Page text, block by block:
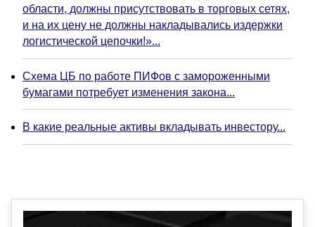
области, должны присутствовать в торговых сетях,
и на их цену не должны накладывались издержки
логистической цепочки!»...
Схема ЦБ по работе ПИФов с замороженными
бумагами потребует изменения закона...
В какие реальные активы вкладывать инвестору...